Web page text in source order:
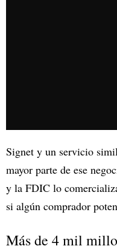
Signet y un servicio
mayor parte de ese
y la FDIC lo
si algún comprador
Más de 4 mil